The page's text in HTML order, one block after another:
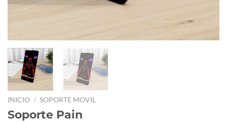
INICIO / SOPORTE MOVIL
Soporte Pain